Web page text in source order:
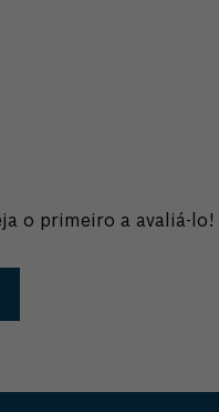
o primeiro a avaliá-lo!